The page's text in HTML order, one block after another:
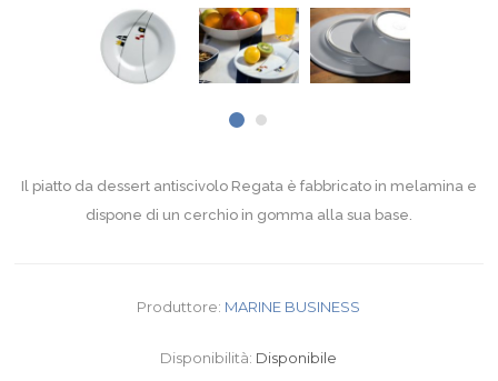
Il piatto da dessert antiscivolo Regata è fabbricato in melamina e
dispone di un cerchio in gomma alla sua base.
Produttore: MARINE BUSINESS
Disponibilità: Disponibile